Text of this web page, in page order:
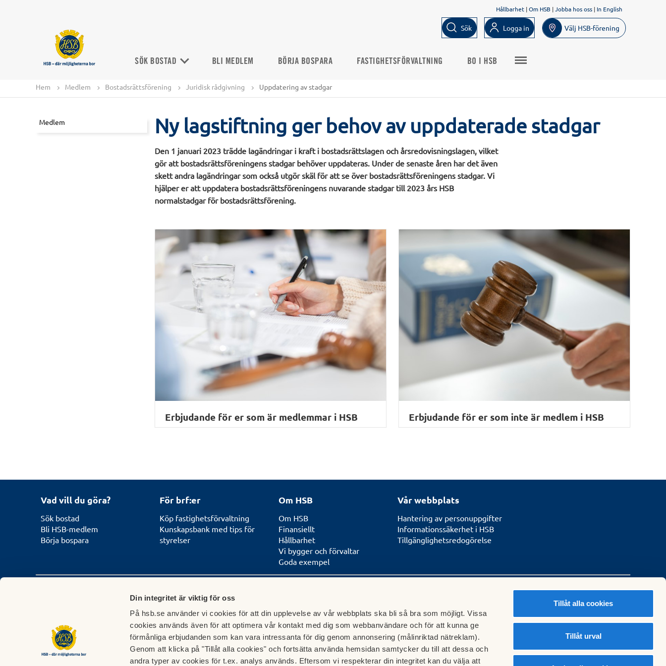
Din integritet är viktig för oss
På hsb.se använder vi cookies för att din upplevelse av vår webbplats ska bli så bra som möjligt. Vissa
cookies används även för att optimera vår kontakt med dig som webbanvändare och för att kunna ge
förmånliga erbjudanden som kan vara intressanta för dig genom annonsering (målinriktad nätreklam).
Genom att klicka på "Tillåt alla cookies" och fortsätta använda hemsidan samtycker du till att dessa och
andra typer av cookies för t.ex. analys används. Eftersom vi respekterar din integritet kan du välja att
Tillåt alla cookies
Tillåt urval
Hållbarhet |Om HSB |Jobba hos oss | In English
Sök Logga in Välj HSB-förening
SÖK BOSTAD BLI MEDLEM BÖRJA BOSPARA FASTIGHETSFÖRVALTNING BO I HSB
Hem Medlem Bostadsrättsförening Juridisk rådgivning Uppdatering av stadgar
Medlem Ny lagstiftning ger behov av uppdaterade stadgar
Den 1 januari 2023 trädde lagändringar i kraft i bostadsrättslagen och årsredovisningslagen, vilket
gör att bostadsrättsföreningens stadgar behöver uppdateras. Under de senaste åren har det även
skett andra lagändringar som också utgör skäl för att se över bostadsrättsföreningens stadgar. Vi
hjälper er att uppdatera bostadsrättsföreningens nuvarande stadgar till 2023 års HSB
normalstadgar för bostadsrättsförening.
Erbjudande för er som är medlemmar i HSB Erbjudande för er som inte är medlem i HSB
Vad vill du göra?
Sök bostad
Bli HSB-medlem
Börja bospara
För brf:er
Köp fastighetsförvaltning
Kunskapsbank med tips för
styrelser
Om HSB
Om HSB
Finansiellt
Hållbarhet
Vi bygger och förvaltar
Goda exempel
Vår webbplats
Hantering av personuppgifter
Informationssäkerhet i HSB
Tillgänglighetsredogörelse
Kontakta HSB nära dig:
För frågor som rör boende,
bosparande och
fastighetsförvaltning hänvisar vi
till våra regionala HSB-föreningar.
HSB Riksförbund
HSB Riksförbund arbetar med och
samordnar de övergripande
frågorna i HSB.